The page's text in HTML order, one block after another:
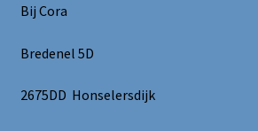
Bij Cora
Bredenel 5D
2675DD Honselersdijk